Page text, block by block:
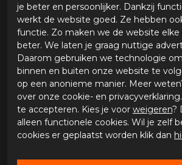
Merk
Leveranciercode
Categorie
Uitlaten
Materiaal buitenkant
Bestelcode
GERELATEERDE
-23%
je beter en persoonlijker. Dankzij
werkt de website goed. Ze hebben
functie. Zo maken we de website
beter. We laten je graag nuttige
Daarom gebruiken we technologie
binnen en buiten onze website te
op een anonieme manier. Meer
over onze cookie- en
te accepteren. Kies je voor weigeren?
alleen functionele cookies. Wil je zelf
cookies er geplaatst worden klik dan